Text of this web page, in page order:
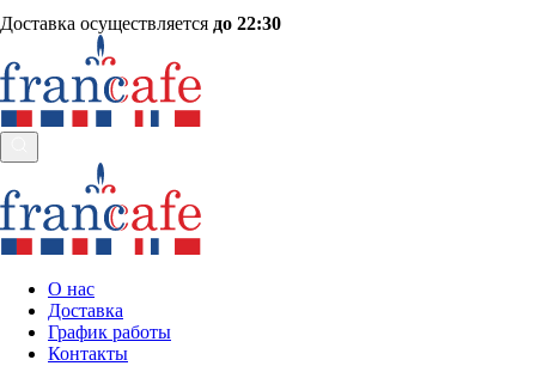
Доставка осуществляется до 22:30
О нас
Доставка
График работы
Контакты